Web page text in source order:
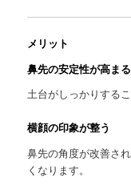
メリット
鼻先の安定性が高まる
土台がしっかりする
横顔の印象が整う
鼻先の角度が改善さ
くなります。